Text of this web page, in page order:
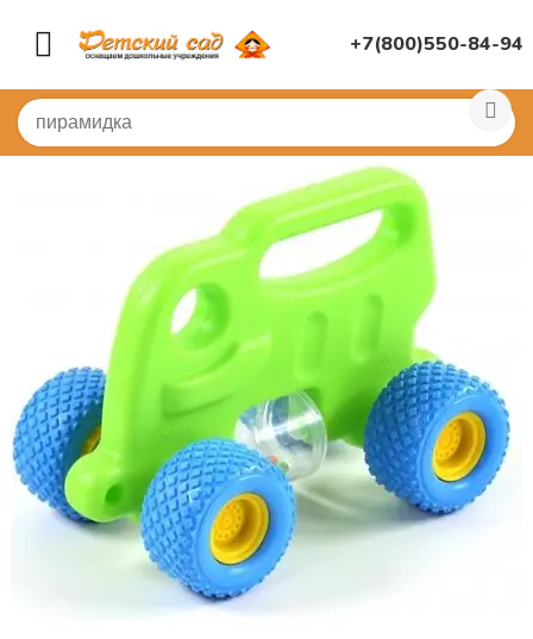
+7(800)550-84-94
Главная / ДИДАКТИЧЕСКИЕ ИГРЫ Развивающие